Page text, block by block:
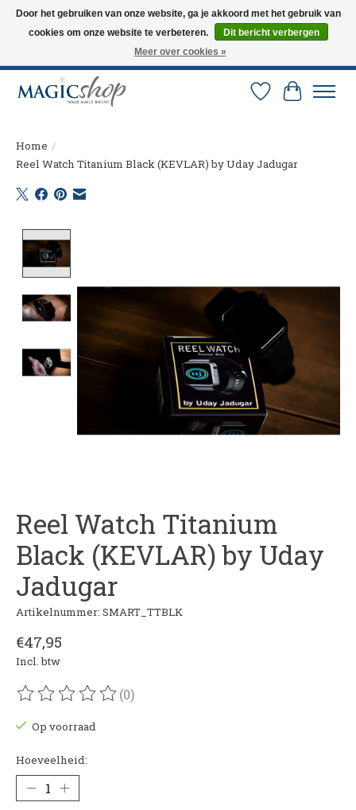
Altijd de nieuwste trucs op voorraad. Snelle verzending via PostNL en DHL.
Langskomen in onze winkel? Bel of mail om een afspraak te maken. 0251-
Verlanglijst
Home /
Reel Watch Titanium Black (KEVLAR) by Uday Jadugar
Reel Watch Titanium
Black (KEVLAR) by Uday
Jadugar
Artikelnummer: SMART_TTBLK
€47,95
Incl. btw
De beoordeling van dit product is
(0)
Op voorraad
Hoeveelheid:
Door het gebruiken van onze website, ga je akkoord met het gebruik van
cookies om onze website te verbeteren.
Dit bericht verbergen
Meer over cookies »